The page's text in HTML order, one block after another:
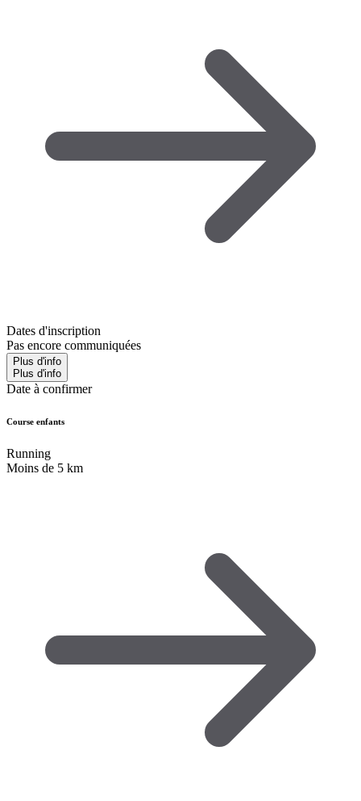
Dates d'inscription
Pas encore communiquées
Plus d'info
Plus d'info
Date à confirmer
Course enfants
Running
Moins de 5 km